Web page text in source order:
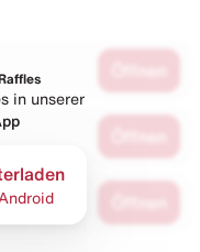
in unserer